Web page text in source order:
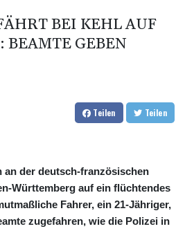
GaskraftwerkBEI KEHL AUF
BEAMTE GEBEN
Teilen Teilen
an der deutsch-französischen
Württemberg auf ein flüchtendes
Fahrer, ein 21-Jähriger,
zugefahren, wie die Polizei in